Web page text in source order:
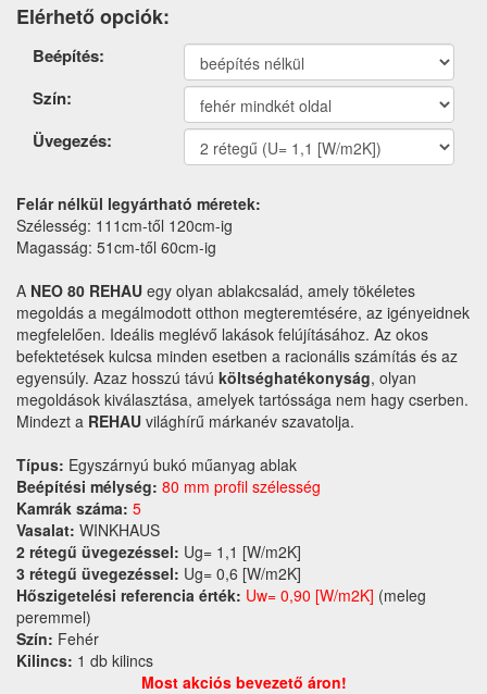
Elérhető opciók:
Termék
opciók
Beépítés:
Szín:
Üvegezés:
Felár nélkül legyártható méretek:
Szélesség: 111cm-től 120cm-ig
Magasság: 51cm-től 60cm-ig
A NEO 80 REHAU egy olyan ablakcsalád, amely tökéletes
megoldás a megálmodott otthon megteremtésére, az igényeidnek
megfelelően. Ideális meglévő lakások felújításához. Az okos
befektetések kulcsa minden esetben a racionális számítás és az
egyensúly. Azaz hosszú távú költséghatékonyság, olyan
megoldások kiválasztása, amelyek tartóssága nem hagy cserben.
Mindezt a REHAU világhírű márkanév szavatolja.
Típus: Egyszárnyú bukó műanyag ablak
Beépítési mélység: 80 mm profil szélesség
Kamrák száma: 5
Vasalat: WINKHAUS
2 rétegű üvegezéssel: Ug= 1,1 [W/m2K]
3 rétegű üvegezéssel: Ug= 0,6 [W/m2K]
Hőszigetelési referencia érték: Uw= 0,90 [W/m2K] (meleg
peremmel)
Szín: Fehér
Kilincs: 1 db kilincs
Most akciós bevezető áron!